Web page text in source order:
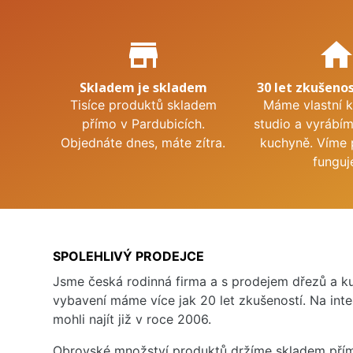
Proč nakupovat u nás?
store_mall_directory
Skladem je skladem
Tisíce produktů skladem
přímo v Pardubicích.
Objednáte dnes, máte zítra.
home
30 let
Máme vlastní
studio a
kuchyně. Víme
SPOLEHLIVÝ PRODEJCE
Jsme česká rodinná firma a s prodejem dřezů a
vybavení máme více jak 20 let zkušeností. Na
mohli najít již v roce 2006.